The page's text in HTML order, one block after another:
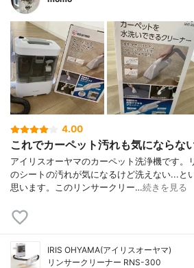
4.00
これでカーペット汚れも気にならな
アイリスオーヤマのカーペット洗浄機です。
のシートの汚れが気になるけど洗えない...と
思います。このリンサークリー…続きを見る
IRIS OHYAMA(アイリスオーヤマ)
リンサークリーナー RNS-300